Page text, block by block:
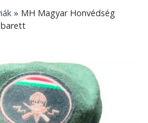
» MH Magyar Honvédség
barett